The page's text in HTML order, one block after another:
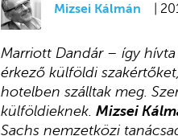
Mizsei Kálmán |
Marriott Dandár – így
érkező külföldi
hotelben szálltak meg.
külföldieknek. Mizsei
Sachs nemzetközi